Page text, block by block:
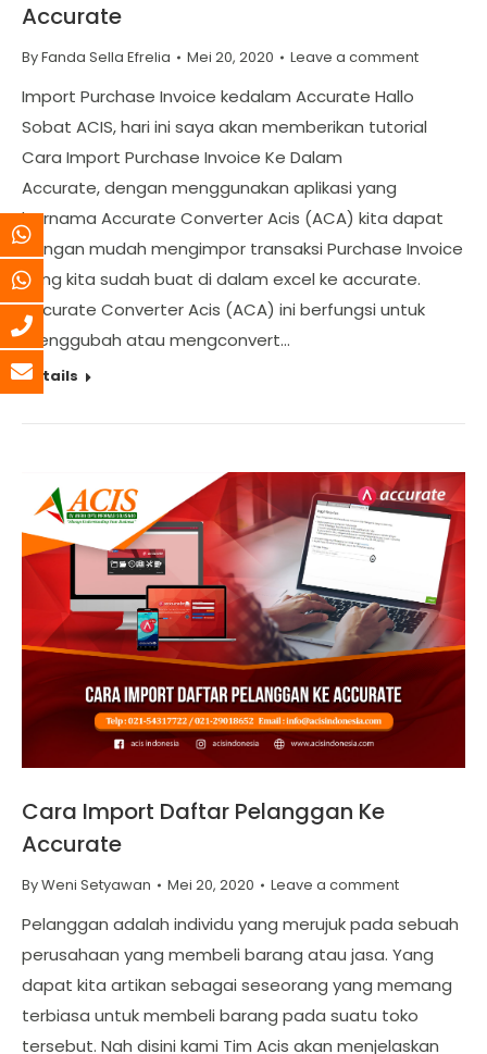
Accurate
ByFanda Sella Efrelia Mei 20, 2020 Leave a comment
Import Purchase Invoice kedalam Accurate Hallo
Sobat ACIS, hari ini saya akan memberikan tutorial
Cara Import Purchase Invoice Ke Dalam
Accurate, dengan menggunakan aplikasi yang
bernama Accurate Converter Acis (ACA) kita dapat
dengan mudah mengimpor transaksi Purchase Invoice
yang kita sudah buat di dalam excel ke accurate.
Accurate Converter Acis (ACA) ini berfungsi untuk
menggubah atau mengconvert…
Details
Cara Import Daftar Pelanggan Ke
Accurate
ByWeni Setyawan Mei 20, 2020 Leave a comment
Pelanggan adalah individu yang merujuk pada sebuah
perusahaan yang membeli barang atau jasa. Yang
dapat kita artikan sebagai seseorang yang memang
terbiasa untuk membeli barang pada suatu toko
tersebut. Nah disini kami Tim Acis akan menjelaskan